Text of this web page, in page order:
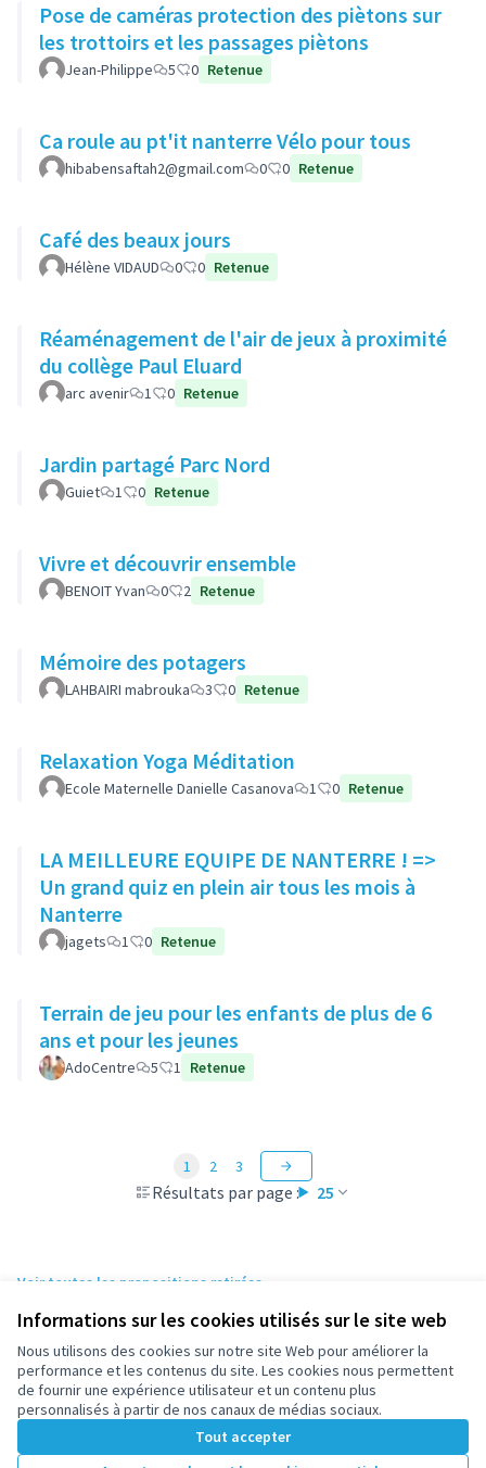
Informations sur les cookies utilisés sur le site web
Nous utilisons des cookies sur notre site Web pour améliorer la
performance et les contenus du site. Les cookies nous permettent
de fournir une expérience utilisateur et un contenu plus
personnalisés à partir de nos canaux de médias sociaux.
Tout accepter
Pose de caméras protection des piètons sur
les trottoirs et les passages piètons
Jean-Philippe 5 0 Retenue
Ca roule au pt'it nanterre Vélo pour tous
hibabensaftah2@gmail.com 0 0 Retenue
Café des beaux jours
Hélène VIDAUD 0 0 Retenue
Réaménagement de l'air de jeux à proximité
du collège Paul Eluard
arc avenir 1 0 Retenue
Jardin partagé Parc Nord
Guiet 1 0 Retenue
Vivre et découvrir ensemble
BENOIT Yvan 0 2 Retenue
Mémoire des potagers
LAHBAIRI mabrouka 3 0 Retenue
Relaxation Yoga Méditation
Ecole Maternelle Danielle Casanova 1 0 Retenue
LA MEILLEURE EQUIPE DE NANTERRE ! =>
Un grand quiz en plein air tous les mois à
Nanterre
jagets 1 0 Retenue
Terrain de jeu pour les enfants de plus de 6
ans et pour les jeunes
AdoCentre 5 1 Retenue
Résultats par page : 25
1 2 3
Voir toutes les propositions retirées
Conditions d'utilisation
Paramètres des cookies
participez.nanterre.fr sur X
(Lien externe)
participez.nanterre.fr sur Facebook
participez.nanterre.fr sur Instagram
participez.nanterre.fr sur YouTube
(Lien externe)
participez.nanterre.fr sur GitHub
(Lien externe)